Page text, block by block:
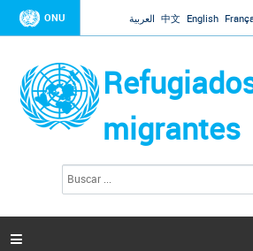
Jump to navigation
ONU العربية 中文 English
migrantes
s
